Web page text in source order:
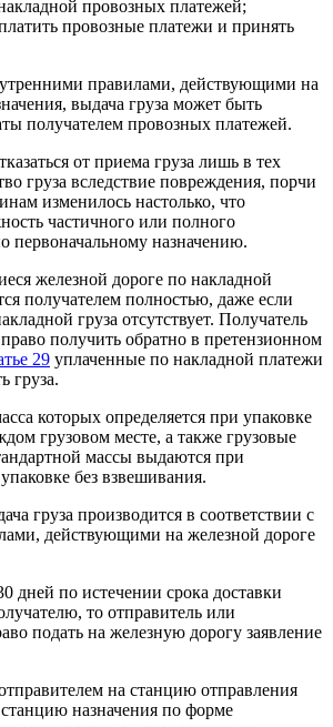
провозных платежей;
провозные платежи и принять
правилами, действующими на
выдача груза может быть
получателем провозных платежей.
от приема груза лишь в тех
груза вследствие повреждения, порчи
изменилось настолько, что
частичного или полного
первоначальному назначению.
железной дороге по накладной
получателем полностью, даже если
груза отсутствует. Получатель
получить обратно в претензионном
29 уплаченные по накладной платежи
груза.
которых определяется при упаковке
грузовом месте, а также грузовые
массы выдаются при
без взвешивания.
груза производится в соответствии с
действующими на железной дороге
дней по истечении срока доставки
то отправитель или
подать на железную дорогу заявление
на станцию отправления
назначения по форме